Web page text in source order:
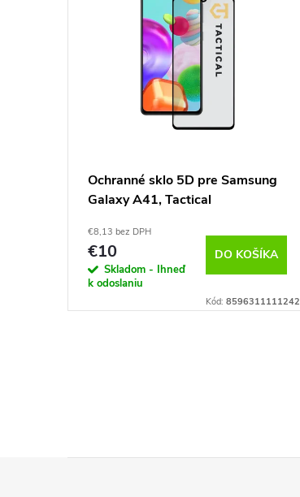
Ochranné sklo 5D pre Samsung
Galaxy A41, Tactical
€8,13 bez DPH
€10
Skladom - Ihneď
k odoslaniu
DO KOŠÍKA
Kód: 8596311111242